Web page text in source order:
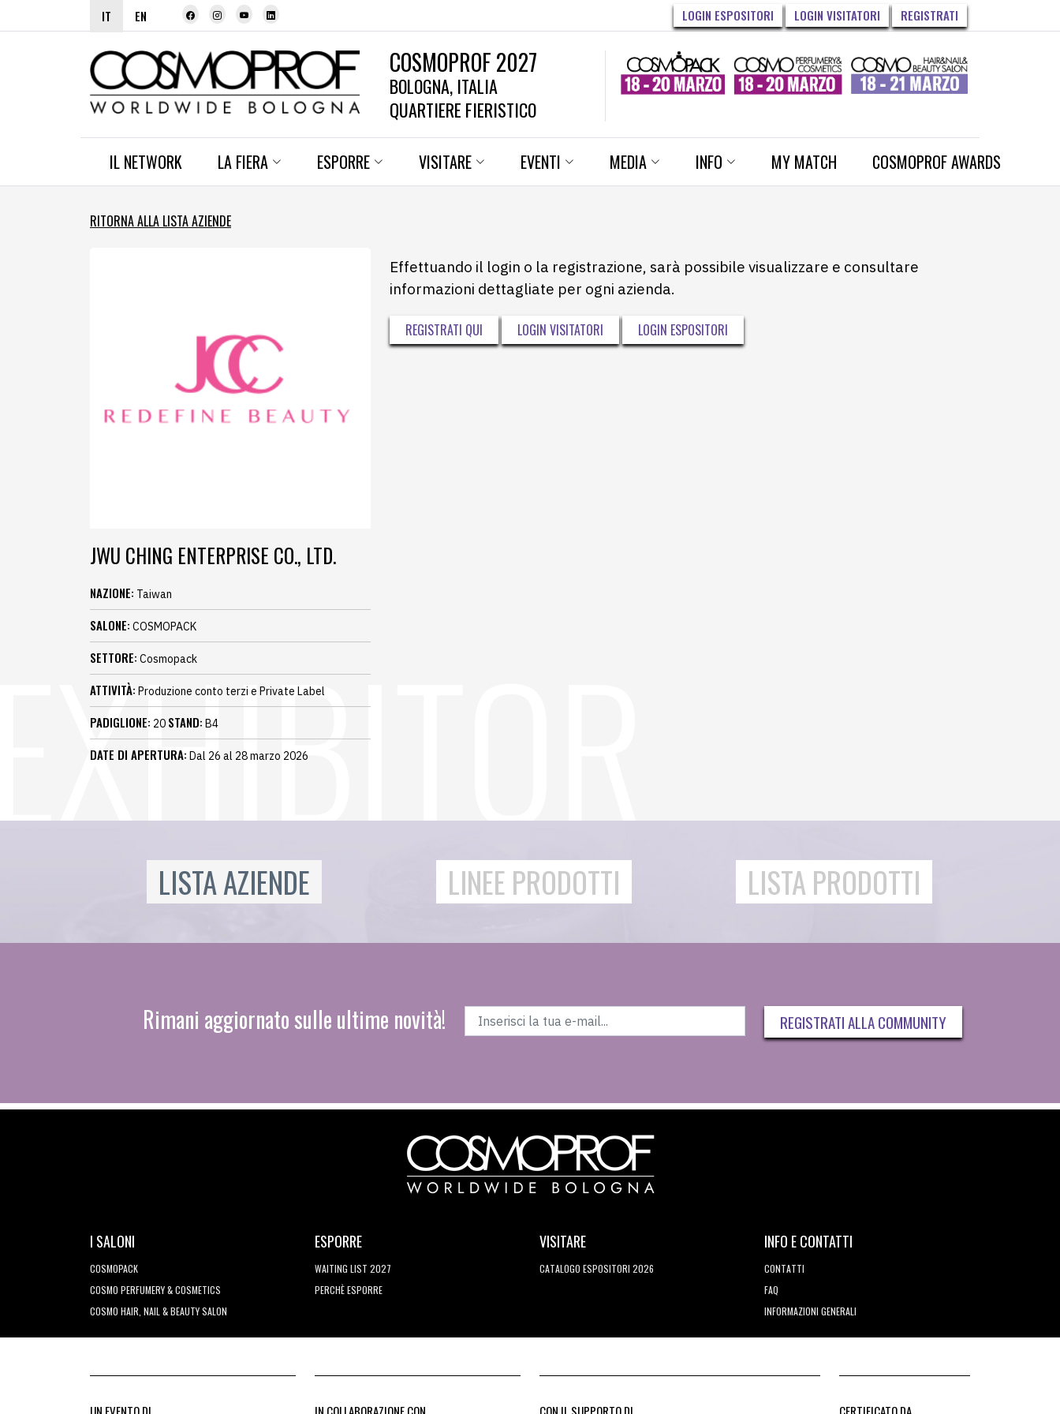
IT EN LOGIN ESPOSITORI LOGIN VISITATORI REGISTRATI
COSMOPROF 2027
BOLOGNA, ITALIA
QUARTIERE FIERISTICO
IL NETWORK LA FIERA ESPORRE VISITARE EVENTI MEDIA INFO MY MATCH COSMOPROF AWARDS
RITORNA ALLA LISTA AZIENDE
JWU CHING ENTERPRISE CO., LTD.
NAZIONE: Taiwan
SALONE: COSMOPACK
SETTORE: Cosmopack
ATTIVITÀ: Produzione conto terzi e Private Label
PADIGLIONE: 20 STAND: B4
DATE DI APERTURA: Dal 26 al 28 marzo 2026
Effettuando il login o la registrazione, sarà possibile visualizzare e consultare
informazioni dettagliate per ogni azienda.
REGISTRATI QUI LOGIN VISITATORI LOGIN ESPOSITORI
LISTA AZIENDE LINEE PRODOTTI LISTA PRODOTTI
Rimani aggiornato sulle ultime novità! REGISTRATI ALLA COMMUNITY
I SALONI
COSMOPACK
COSMO PERFUMERY & COSMETICS
COSMO HAIR, NAIL & BEAUTY SALON
ESPORRE
WAITING LIST 2027
PERCHÈ ESPORRE
VISITARE
CATALOGO ESPOSITORI 2026
INFO E CONTATTI
CONTATTI
FAQ
INFORMAZIONI GENERALI